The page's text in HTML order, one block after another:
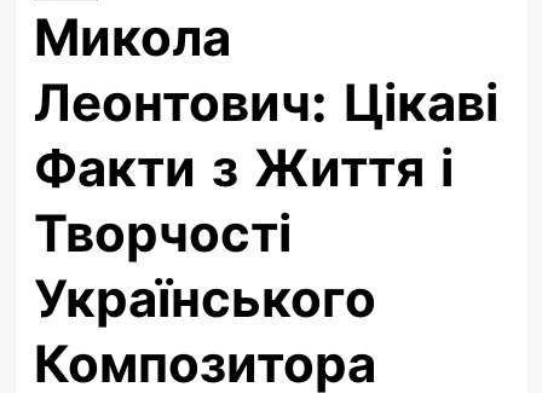
Микола
Леонтович: Цікаві
Факти з Життя і
Творчості
Українського
Композитора